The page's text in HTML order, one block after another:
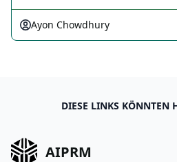
Ayon Chowdhury
DIESE LINKS KÖNNTEN
AIPRM